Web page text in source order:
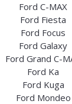
Ford C-MAX
Ford Fiesta
Ford Focus
Ford Galaxy
Ford Grand C-
Ford Ka
Ford Kuga
Ford Mondeo